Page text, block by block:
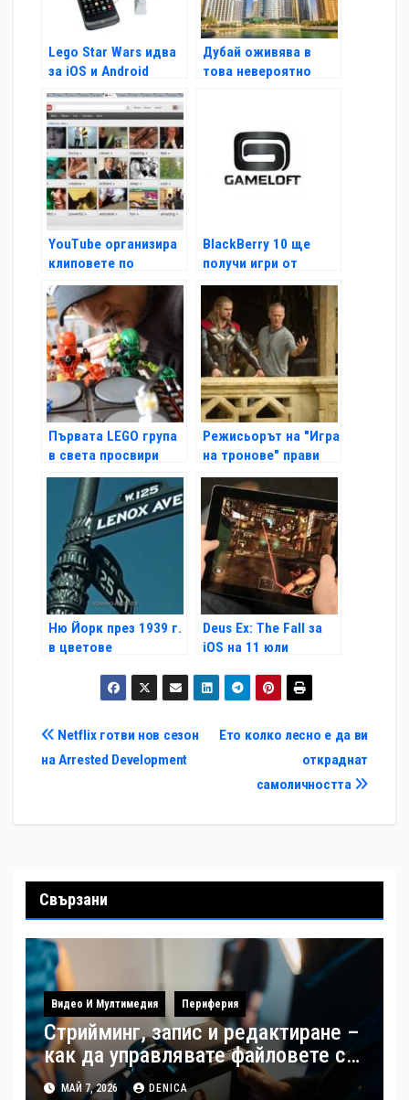
Lego Star Wars идва
за iOS и Android
Дубай оживява в
това невероятно
YouTube организира
клиповете по
"настроения"
BlackBerry 10 ще
получи игри от
Gameloft
Първата LEGO група
в света просвири
Режисьорът на "Игра
на тронове" прави
новия "Тор"
Ню Йорк през 1939 г.
в цветове
Deus Ex: The Fall за
iOS на 11 юли
Навигация
Ето колко лесно е да ви
откраднат
самоличността
Netflix готви нов сезон
на Arrested Development
Свързани
Видео И Мултимедия Периферия
Стрийминг, запис и редактиране –
как да управлявате файловете си
като създател
МАЙ 7, 2026 DENICA